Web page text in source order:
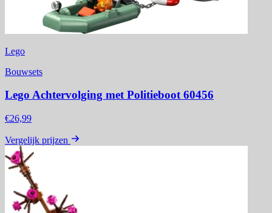
Lego
Bouwsets
Lego Achtervolging met Politieboot 60456
€26,99
Vergelijk prijzen